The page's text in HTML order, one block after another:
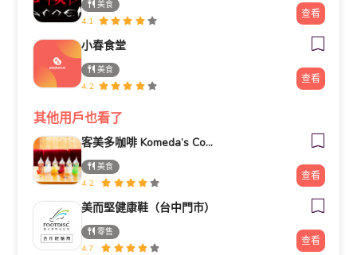
美食
4.1
查看
小春食堂
美食
4.2
查看
其他用戶也看了
客美多咖啡 Komeda‘s Coffee - 台南小北店
美食
4.2
查看
美而堅健康鞋（台中門市）
零售
4.7
查看